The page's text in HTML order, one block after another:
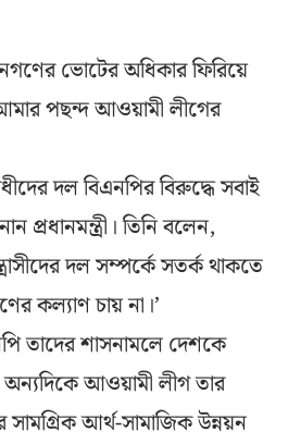
ভোটের অধিকার ফিরিয়ে
পছন্দ আওয়ামী লীগের
দল বিএনপির বিরুদ্ধে সবাই
প্রধানমন্ত্রী। তিনি বলেন,
দল সম্পর্কে সতর্ক থাকতে
কল্যাণ চায় না।’
তাদের শাসনামলে দেশকে
আওয়ামী লীগ তার
সামগ্রিক আর্থ-সামাজিক উন্নয়ন